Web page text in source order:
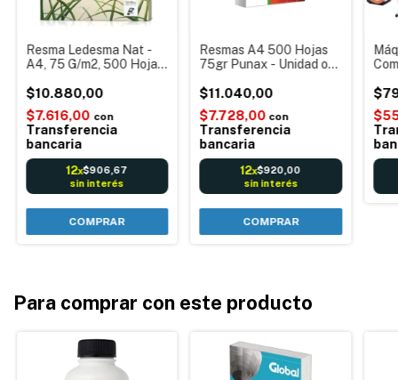
Resma Ledesma Nat -
A4, 75 G/m2, 500 Hojas
500 Hojas Unidad o
Bulto
$10.880,00
$7.616,00 con
Transferencia
bancaria
12x$906,67
sin interés
COMPRAR
Resmas A4 500 Hojas
75gr Punax - Unidad o
multifución color blanco
210 X 297mm
$11.040,00
$7.728,00 con
Transferencia
bancaria
12x$920,00
sin interés
COMPRAR
Para comprar con este producto